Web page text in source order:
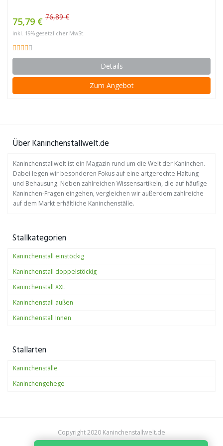
75,79 € 76,89 €
inkl. 19% gesetzlicher MwSt.
Details
Zum Angebot
Über Kaninchenstallwelt.de
Kaninchenstallwelt ist ein Magazin rund um die Welt der Kaninchen.
Dabei legen wir besonderen Fokus auf eine artgerechte Haltung
und Behausung. Neben zahlreichen Wissensartikeln, die auf häufige
Kaninchen-Fragen eingehen, vergleichen wir außerdem zahlreiche
auf dem Markt erhältliche Kaninchenställe.
Stallkategorien
Kaninchenstall einstöckig
Kaninchenstall doppelstöckig
Kaninchenstall XXL
Kaninchenstall außen
Kaninchenstall Innen
Stallarten
Kaninchenställe
Kaninchengehege
Copyright 2020 Kaninchenstallwelt.de